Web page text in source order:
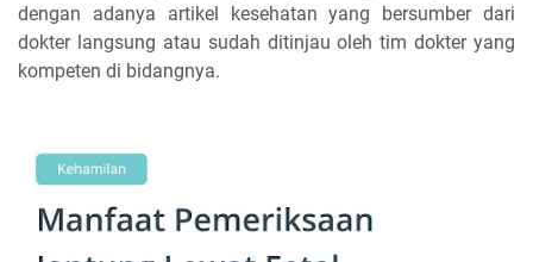
dengan adanya artikel kesehatanyang bersumber dari
dokter langsung atau sudah ditinjau oleh tim dokter yang
kompeten di bidangnya.